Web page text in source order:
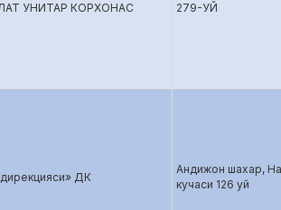
УНИТАР КОРХОНАС
279-УЙ
ДК
Андижон шахар,
кучаси 126 уй